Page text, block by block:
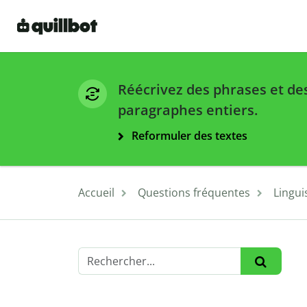
Réécrivez des phrases et
paragraphes entiers.
Reformuler des textes
Accueil Questions fréquentes